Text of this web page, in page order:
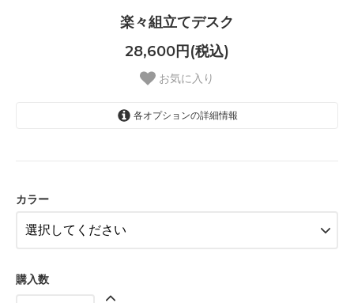
楽々組立てデスク
28,600円(税込)
お気に入り
各オプションの詳細情報
カラー
購入数